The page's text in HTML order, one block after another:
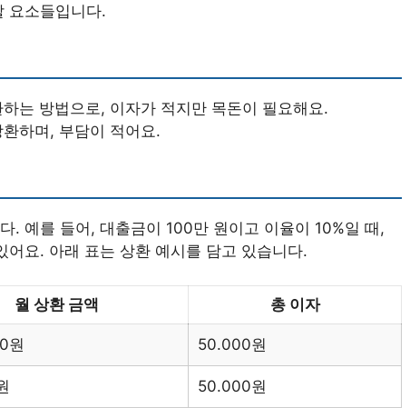
요소들입니다.
는 방법으로, 이자가 적지만 목돈이 필요해요.
하며, 부담이 적어요.
. 예를 들어, 대출금이 100만 원이고 이율이 10%일 때,
요. 아래 표는 상환 예시를 담고 있습니다.
월 상환 금액 총 이자
원 50.000원
50.000원